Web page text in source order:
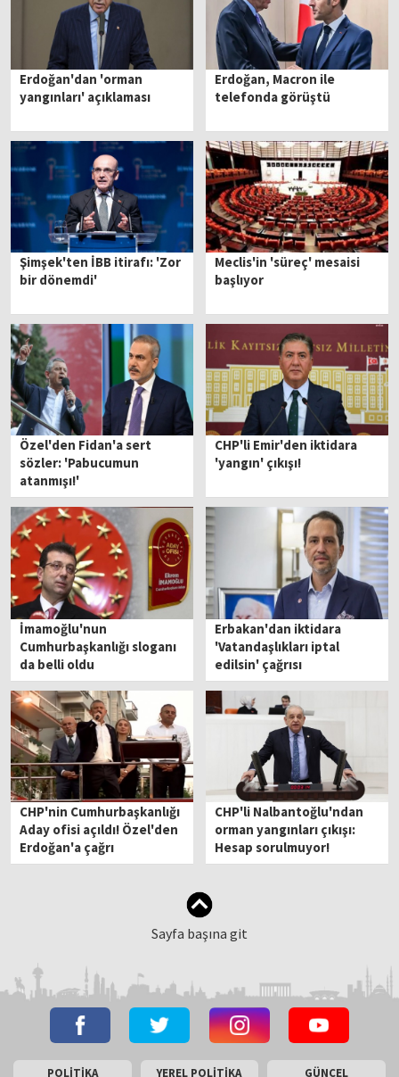
Erdoğan'dan 'orman
yangınları' açıklaması
Erdoğan, Macron ile
telefonda görüştü
Şimşek'ten İBB itirafı: 'Zor
bir dönemdi'
Meclis'in 'süreç' mesaisi
başlıyor
Özel'den Fidan'a sert
sözler: 'Pabucumun
atanmışı!'
CHP'li Emir'den iktidara
'yangın' çıkışı!
İmamoğlu'nun
Cumhurbaşkanlığı sloganı
da belli oldu
Erbakan'dan iktidara
'Vatandaşlıkları iptal
edilsin' çağrısı
CHP'nin Cumhurbaşkanlığı
Aday ofisi açıldı! Özel'den
Erdoğan'a çağrı
CHP'li Nalbantoğlu'ndan
orman yangınları çıkışı:
Hesap sorulmuyor!
Sayfa başına git
POLİTİKA YEREL POLİTİKA GÜNCEL